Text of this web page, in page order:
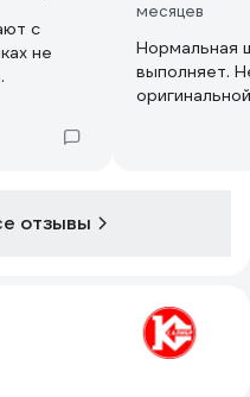
с
не
месяцев
Нормальная
выполняет.
отзывы